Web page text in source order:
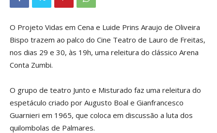
O Projeto Vidas em Cena e Luide Prins Araujo de Oliveira
Bispo trazem ao palco do Cine Teatro de Lauro de Freitas,
nos dias 29 e 30, às 19h, uma releitura do clássico Arena
Conta Zumbi.
O grupo de teatro Junto e Misturado faz uma releitura do
espetáculo criado por Augusto Boal e Gianfrancesco
Guarnieri em 1965, que coloca em discussão a luta dos
quilombolas de Palmares.